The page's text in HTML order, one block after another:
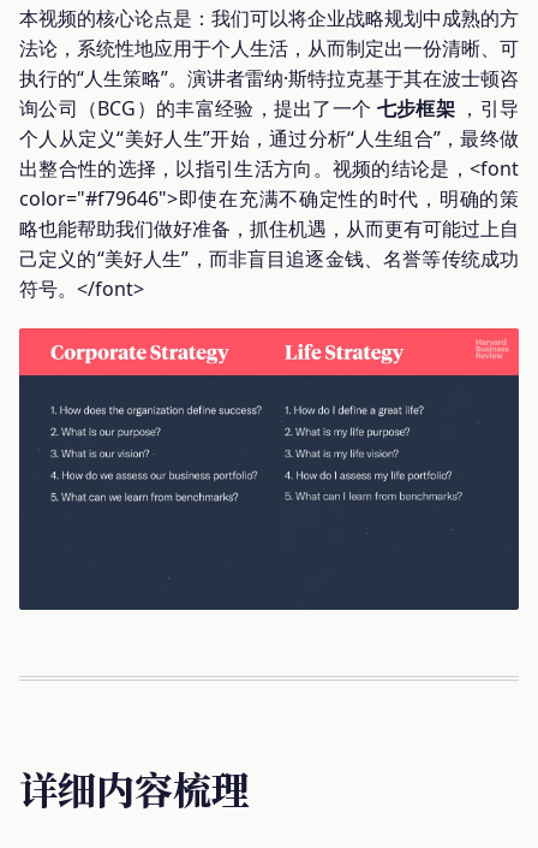
本视频的核心论点是：我们可以将企业战略规划中成熟的方
法论，系统性地应用于个人生活，从而制定出一份清晰、可
执行的“人生策略”。演讲者雷纳·斯特拉克基于其在波士顿咨
询公司（BCG）的丰富经验，提出了一个 七步框架 ，引导
个人从定义“美好人生”开始，通过分析“人生组合”，最终做
出整合性的选择，以指引生活方向。视频的结论是，<font
color="#f79646">即使在充满不确定性的时代，明确的策
略也能帮助我们做好准备，抓住机遇，从而更有可能过上自
己定义的“美好人生”，而非盲目追逐金钱、名誉等传统成功
符号。</font>
详细内容梳理